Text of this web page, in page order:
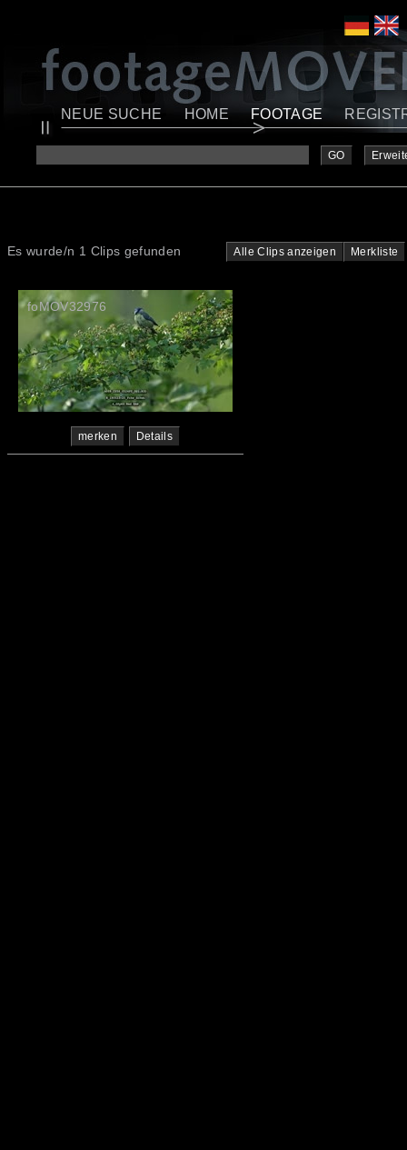
NEUE SUCHE HOME FOOTAGE
GO
Es wurde/n 1 Clips gefunden Alle Clips anzeigen Merkliste
foMOV32976
merken Details